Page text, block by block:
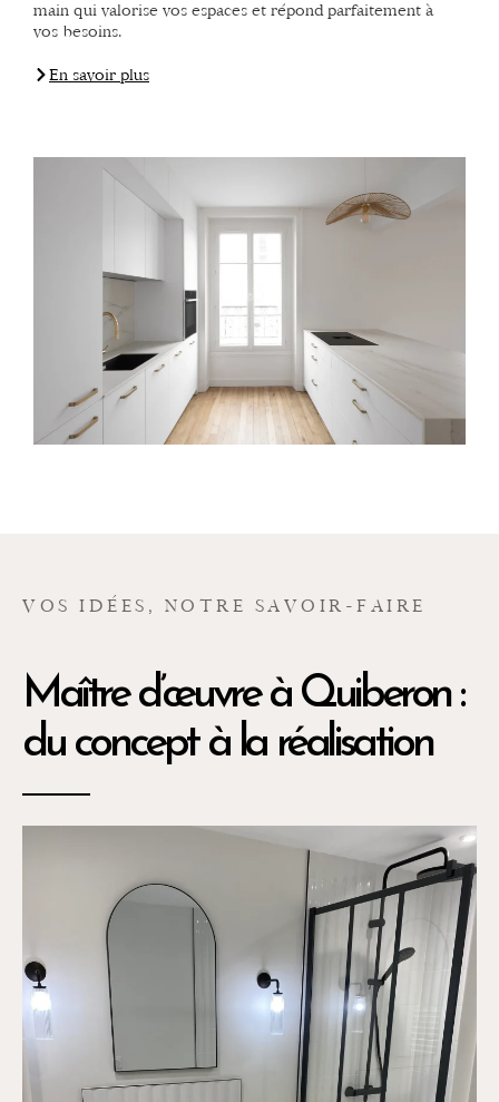
main qui valorise vos espaces et répond parfaitement à
vos besoins.
En savoir plus
VOS IDÉES, NOTRE SAVOIR-FAIRE
Maître d’œuvre à Quiberon :
du concept à la réalisation